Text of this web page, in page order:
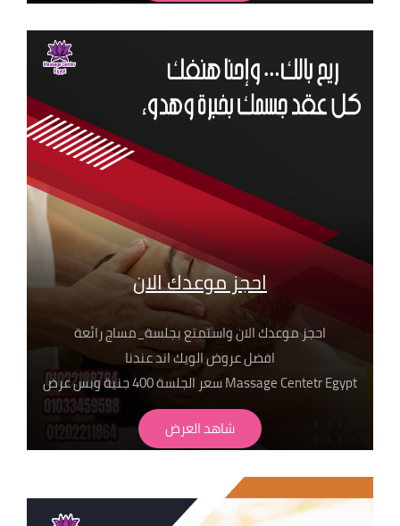
احجز موعدك الان
احجز موعدك الان واستمتع بجلسة_مساج رائعة
افضل عروض الويك اند عندنا
Massage Centetr Egypt سعر الجلسة 400 جنية وبس عرض
لفترة محدودة
وعلشان تختار جلستك عندنا يبقا لازم تعرف اهم ما يميزنا
شاهد العرض